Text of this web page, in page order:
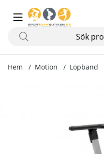
Hem Motion Löpband